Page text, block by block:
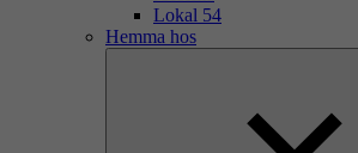
Lokal 54
Hemma hos